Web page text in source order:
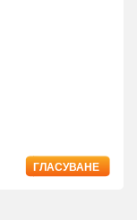
ГЛАСУВАНЕ